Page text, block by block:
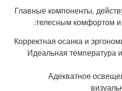
Главные компоненты,
телесным комфортом
Корректная осанка и
Идеальная температура
Адекватное